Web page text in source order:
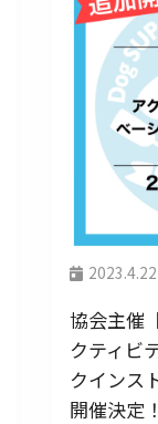
2023.4.22
協会主催
クティビ
クインス
開催決定！